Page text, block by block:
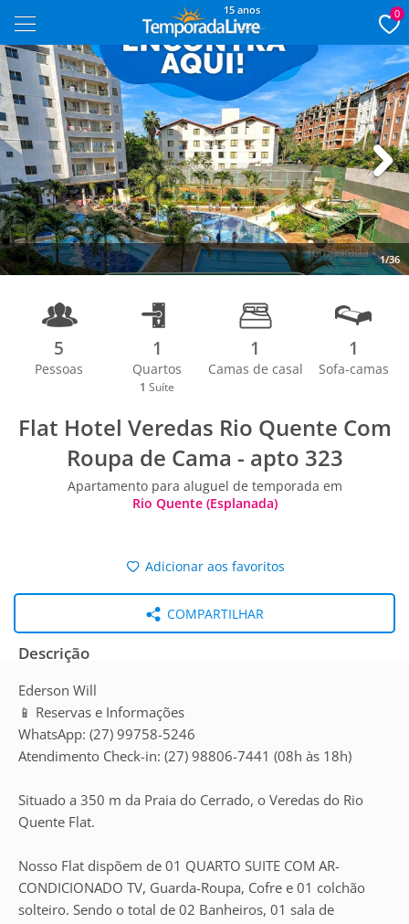
15 anos 0
1/36
Next
5
Pessoas
1
Quartos
1 Suíte
1
Camas de casal
1
Sofa-camas
Flat Hotel Veredas Rio Quente Com
Roupa de Cama - apto 323
Apartamento para aluguel de temporada em
Rio Quente (Esplanada)
Adicionar aos favoritos
COMPARTILHAR
Descrição
Ederson Will
📱 Reservas e Informações
WhatsApp: (27) 99758-5246
Atendimento Check-in: (27) 98806-7441 (08h às 18h)
Situado a 350 m da Praia do Cerrado, o Veredas do Rio
Quente Flat.
Nosso Flat dispõem de 01 QUARTO SUITE COM AR-
CONDICIONADO TV, Guarda-Roupa, Cofre e 01 colchão
solteiro. Sendo o total de 02 Banheiros, 01 sala de